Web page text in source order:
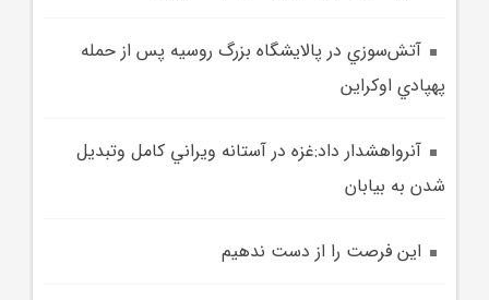
آتش‌سوزي در پالايشگاه بزرگ روسيه پس از حمله
پهپادي اوکراين
آنرواهشدار داد:غزه در آستانه ويراني کامل وتبديل
شدن به بيابان
اين فرصت را از دست ندهيم